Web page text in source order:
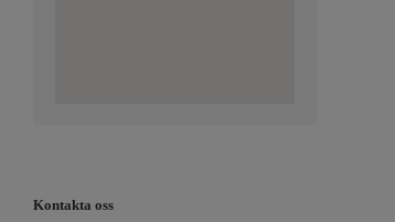
Kontakta oss